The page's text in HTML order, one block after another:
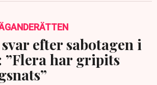
efter sabotagen i
”Flera har gripits